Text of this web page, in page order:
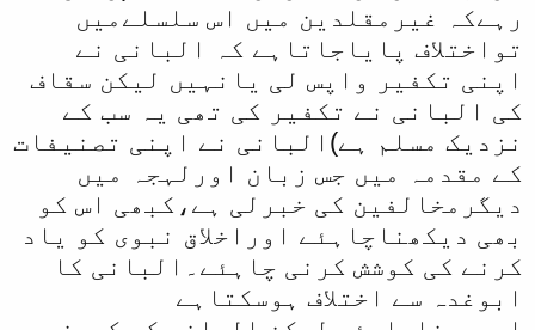
رہےکہ غیرمقلدین میں اس سلسلےمیں
تواختلاف پایاجاتاہے کہ البانی نے
اپنی تکفیر واپس لی یانہیں لیکن سقاف
کی البانی نے تکفیر کی تھی یہ سب کے
نزدیک مسلم ہے)البانی نے اپنی تصنیفات
کے مقدمہ میں جس زبان اورلہجہ میں
دیگرمخالفین کی خبرلی ہے،کبھی اس کو
بھی دیکھناچاہئے اوراخلاق نبوی کو یاد
کرنے کی کوشش کرنی چاہئے۔البانی کا
ابوغدہ سے اختلاف ہوسکتاہے